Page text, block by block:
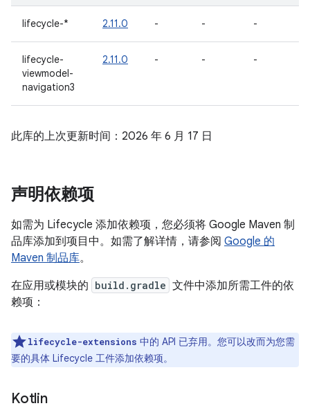
lifecycle-* 2.11.0 - - -
lifecycle-
viewmodel-
navigation3
2.11.0 - - -
此库的上次更新时间：2026 年 6 月 17 日
声明依赖项
如需为 Lifecycle 添加依赖项，您必须将 Google Maven 制
品库添加到项目中。如需了解详情，请参阅 Google 的
Maven 制品库。
在应用或模块的 build.gradle 文件中添加所需工件的依
赖项：
lifecycle-extensions 中的 API 已弃用。您可以改而为您需
要的具体 Lifecycle 工件添加依赖项。
Kotlin